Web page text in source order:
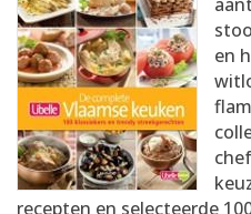
en
recepten en selecteerde